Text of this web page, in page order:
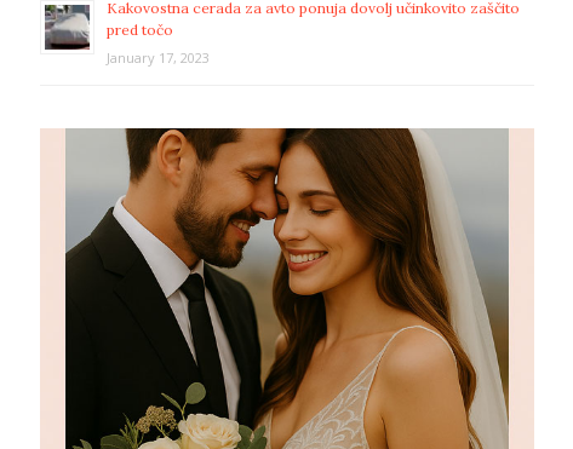
Kakovostna cerada za avto ponuja dovolj učinkovito zaščito
pred točo
January 17, 2023